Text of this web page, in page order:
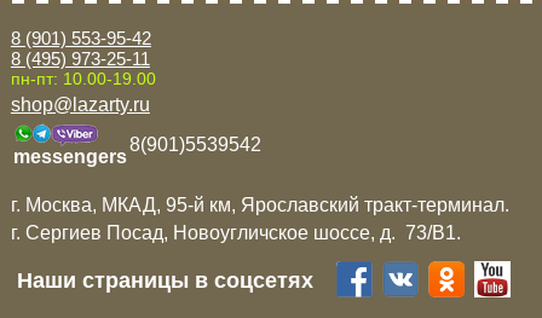
8 (901) 553-95-42
8 (495) 973-25-11
пн-пт: 10.00-19.00
shop@lazarty.ru
messengers
8(901)5539542
г. Москва, МКАД, 95-й км, Ярославский тракт-терминал.
г. Сергиев Посад, Новоугличское шоссе, д. 73/B1.
Наши страницы в соцсетях